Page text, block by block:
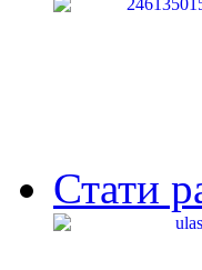
Стати